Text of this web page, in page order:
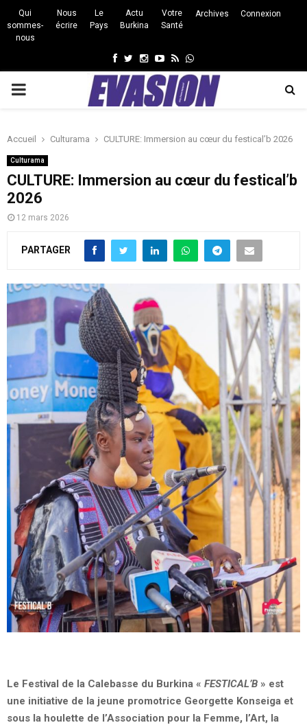
Qui
sommes-
nous
Nous
écrire
Le
Pays
Actu
Burkina
Votre
Santé
Archives Connexion
Facebook
Twitter
Instagram
Youtube
RssWhatsapp
PRIMARY
Accueil Culturama CULTURE: Immersion au cœur du festical’b 2026
Culturama
CULTURE: Immersion au cœur du festical’b
2026
12 mars 2026
PARTAGER
Le Festival de la Calebasse du Burkina « FESTICAL’B » est
une initiative de la jeune promotrice Georgette Konseiga et
sous la houlette de l’Association pour la Femme, l’Art, la